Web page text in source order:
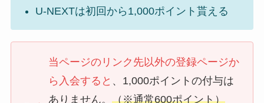
U-NEXTは初回から1,000ポイント貰える
当ページのリンク先以外の登録ページか
ら入会すると 、 1,000ポイントの付与は
ありません。 （※通常600ポイント）